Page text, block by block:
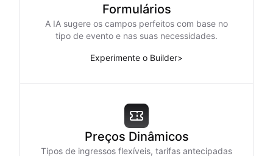
Formulários
A IA sugere os campos perfeitos com base no
tipo de evento e nas suas necessidades.
Experimente o Builder>
Preços Dinâmicos
Tipos de ingressos flexíveis, tarifas antecipadas